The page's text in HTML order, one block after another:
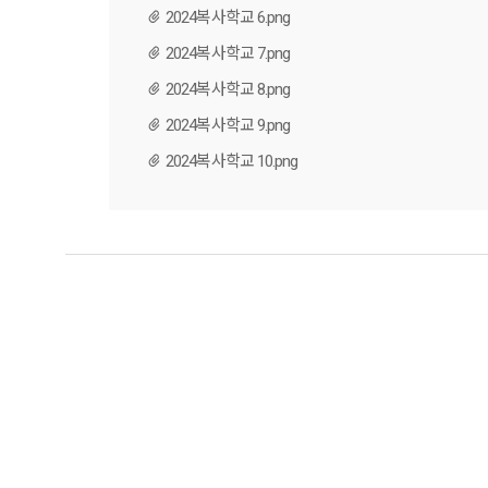
2024복사학교 6.png
2024복사학교 7.png
2024복사학교 8.png
2024복사학교 9.png
2024복사학교 10.png